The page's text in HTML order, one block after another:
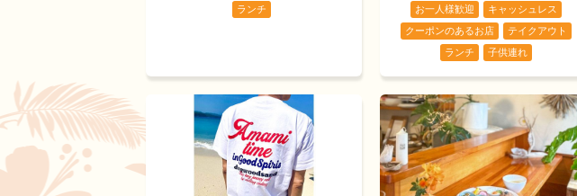
ランチ
お一人様歓迎
キャッシュレス
クーポンのあるお店
テイクアウト
ランチ
子供連れ